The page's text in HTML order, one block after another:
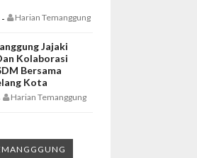
- Harian Temanggung
Jajaki
Kolaborasi
Bersama
Kota
Harian Temanggung